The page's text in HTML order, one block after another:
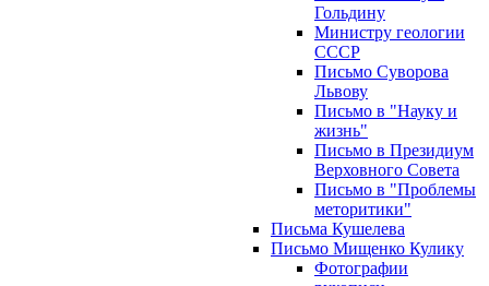
Гольдину
Министру геологии
СССР
Письмо Суворова
Львову
Письмо в "Науку и
жизнь"
Письмо в Президиум
Верховного Совета
Письмо в "Проблемы
меторитики"
Письма Кушелева
Письмо Мищенко Кулику
Фотографии